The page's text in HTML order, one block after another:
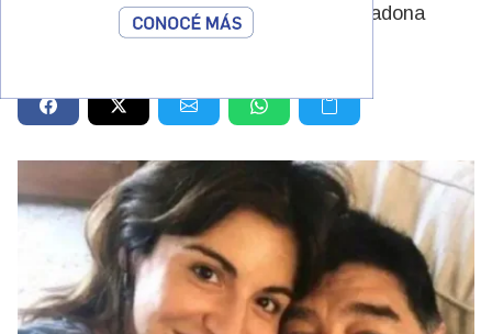
El pedido desesperado de Gianinna Maradona
sobre la muerte de Diego